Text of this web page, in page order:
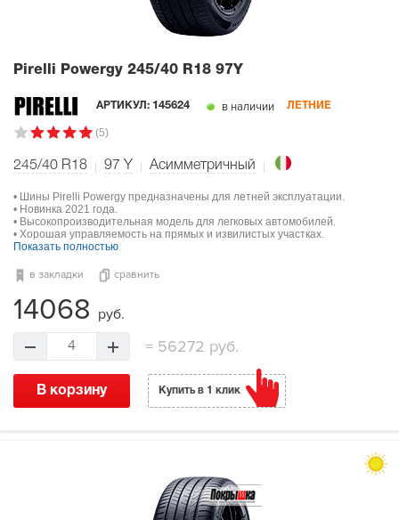
Pirelli Powergy 245/40 R18 97Y
АРТИКУЛ: 145624 в наличии ЛЕТНИЕ
(5)
245/40 R18 97 Y Асимметричный
• Шины Pirelli Powergy предназначены для летней эксплуатации.
• Новинка 2021 года.
• Высокопроизводительная модель для легковых автомобилей.
• Хорошая управляемость на прямых и извилистых участках.
Показать полностью
в закладки сравнить
14068 руб.
4 = 56272 руб.
В корзину Купить в 1 клик